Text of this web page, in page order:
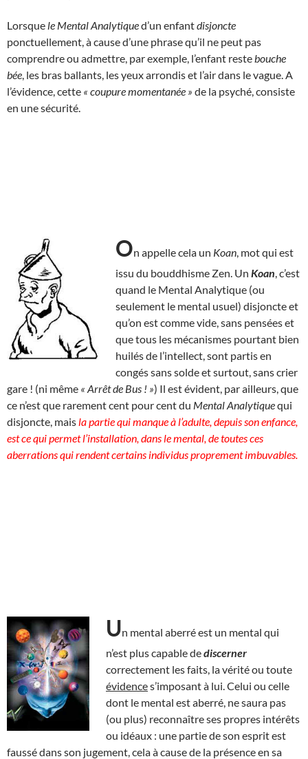
Lorsque le Mental Analytiqued’un enfantdisjoncte
ponctuellement, à cause d’une phrase qu’il ne peut pas
comprendre ou admettre, par exemple, l’enfant reste bouche
bée , les bras ballants, les yeux arrondis et l’air dans le vague. A
l’évidence, cette « coupure momentanée » de la psyché, consiste
en une sécurité.
On appelle cela un Koan , mot qui est
issu du bouddhisme Zen. Un Koan , c’est
quand le Mental Analytique (ou
seulement le mental usuel) disjoncte et
qu’on est comme vide, sans pensées et
que tous les mécanismes pourtant bien
huilés de l’intellect, sont partis en
congés sans solde et surtout, sans crier
gare ! (ni même « Arrêt de Bus ! ») Il est évident, par ailleurs, que
ce n’est que rarement cent pour cent du Mental Analytiquequi
disjoncte, mais la partie qui manque à l’adulte, depuis son enfance,
est ce qui permet l’installation, dans le mental, de toutes ces
aberrations qui rendent certains individus proprement imbuvables.
Un mental aberré est un mental qui
n’est plus capable dediscerner
correctement les faits, la vérité ou toute
évidences’imposant à lui. Celui ou celle
dont le mental est aberré, ne saura pas
(ou plus) reconnaître ses propres intérêts
ou idéaux : une partie de son esprit est
faussé dans son jugement, cela à cause de la présence en sa